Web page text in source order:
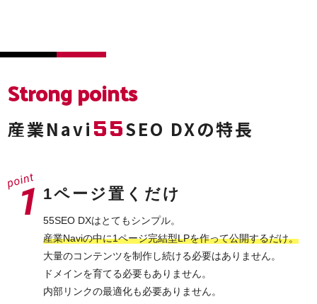
Strong points
産業Navi 55SEO DXの特長
1ページ置くだけ
55SEO DXはとてもシンプル。
産業Naviの中に1ページ完結型LPを作って公開するだけ。
大量のコンテンツを制作し続ける必要はありません。
ドメインを育てる必要もありません。
内部リンクの最適化も必要ありません。